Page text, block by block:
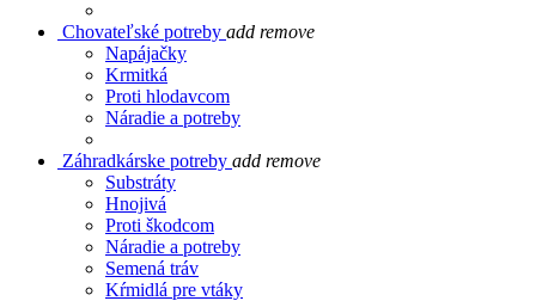
Chovateľské potreby add remove
Napájačky
Krmitká
Proti hlodavcom
Náradie a potreby
Záhradkárske potreby add remove
Substráty
Hnojivá
Proti škodcom
Náradie a potreby
Semená tráv
Kŕmidlá pre vtáky